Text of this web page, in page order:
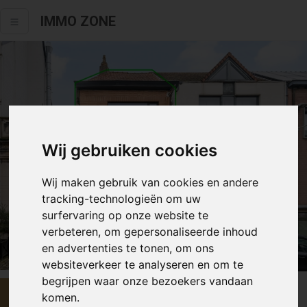
Wij gebruiken cookies
Wij maken gebruik van cookies en andere
tracking-technologieën om uw
surfervaring op onze website te
verbeteren, om gepersonaliseerde inhoud
en advertenties te tonen, om ons
websiteverkeer te analyseren en om te
begrijpen waar onze bezoekers vandaan
komen.
IMMO ZONE
Alle fotos
€ 289 000